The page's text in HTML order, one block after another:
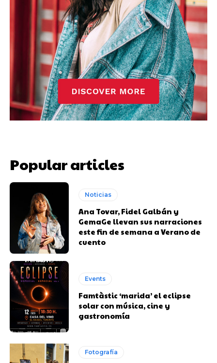
Popular articles
Noticias
Ana Tovar, Fidel Galbán y
GemaGe llevan sus narraciones
este fin de semana a Verano de
cuento
Events
Famtàstic ‘marida’ el eclipse
solar con música, cine y
gastronomía
Fotografía